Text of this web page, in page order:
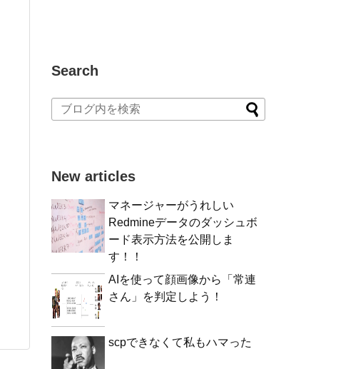
Search
New articles
マネージャーがうれしい
Redmineデータのダッシュボ
ード表示方法を公開しま
す！！
AIを使って顔画像から「常連
さん」を判定しよう！
scpできなくて私もハマった